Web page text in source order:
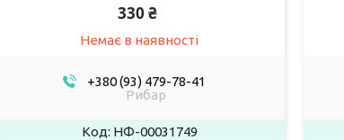
330 ₴
Немає в наявності
+380 (93) 479-78-41
Рибар
НФ-00031749